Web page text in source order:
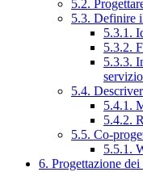
5.2.
5.3. Definire
5.3.1.
5.3.2.
5.3.3.
servizio
5.4.
5.4.1.
5.4.2.
5.5. Co-
5.5.1.
6. Progettazione dei